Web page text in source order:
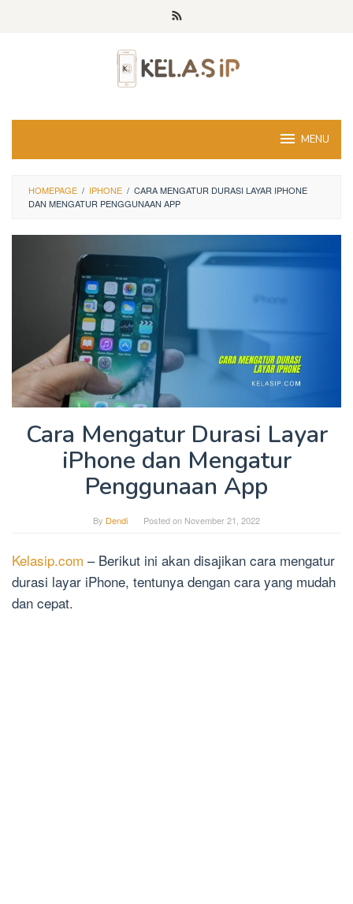
MENU
HOMEPAGE / IPHONE / CARA MENGATUR DURASI LAYAR IPHONE
DAN MENGATUR PENGGUNAAN APP
Cara Mengatur Durasi Layar
iPhone dan Mengatur
Penggunaan App
By Dendi Posted on November 21, 2022
Kelasip.com – Berikut ini akan disajikan cara mengatur
durasi layar iPhone, tentunya dengan cara yang mudah
dan cepat.